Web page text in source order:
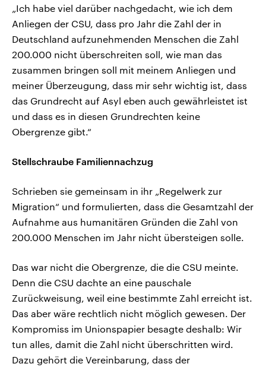
„Ich habe viel darüber nachgedacht, wie ich dem
Anliegen der CSU, dass pro Jahr die Zahl der in
Deutschland aufzunehmenden Menschen die Zahl
200.000 nicht überschreiten soll, wie man das
zusammen bringen soll mit meinem Anliegen und
meiner Überzeugung, dass mir sehr wichtig ist, dass
das Grundrecht auf Asyl eben auch gewährleistet ist
und dass es in diesen Grundrechten keine
Obergrenze gibt.“
Stellschraube Familiennachzug
Schrieben sie gemeinsam in ihr „Regelwerk zur
Migration“ und formulierten, dass die Gesamtzahl der
Aufnahme aus humanitären Gründen die Zahl von
200.000 Menschen im Jahr nicht übersteigen solle.
Das war nicht die Obergrenze, die die CSU meinte.
Denn die CSU dachte an eine pauschale
Zurückweisung, weil eine bestimmte Zahl erreicht ist.
Das aber wäre rechtlich nicht möglich gewesen. Der
Kompromiss im Unionspapier besagte deshalb: Wir
tun alles, damit die Zahl nicht überschritten wird.
Dazu gehört die Vereinbarung, dass der